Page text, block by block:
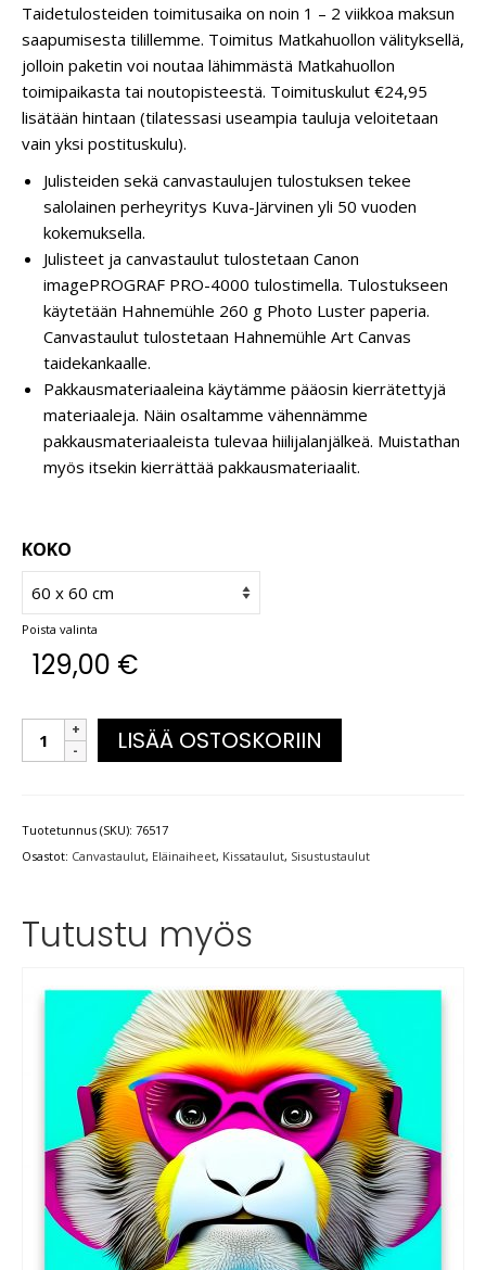
Taidetulosteiden toimitusaika on noin 1 – 2 viikkoa maksun
saapumisesta tilillemme. Toimitus Matkahuollon välityksellä,
jolloin paketin voi noutaa lähimmästä Matkahuollon
toimipaikasta tai noutopisteestä. Toimituskulut €24,95
lisätään hintaan (tilatessasi useampia tauluja veloitetaan
vain yksi postituskulu).
Julisteiden sekä canvastaulujen tulostuksen tekee
salolainen perheyritys Kuva-Järvinen yli 50 vuoden
kokemuksella.
Julisteet ja canvastaulut tulostetaan Canon
imagePROGRAF PRO-4000 tulostimella. Tulostukseen
käytetään Hahnemühle 260 g Photo Luster paperia.
Canvastaulut tulostetaan Hahnemühle Art Canvas
taidekankaalle.
Pakkausmateriaaleina käytämme pääosin kierrätettyjä
materiaaleja. Näin osaltamme vähennämme
pakkausmateriaaleista tulevaa hiilijalanjälkeä. Muistathan
myös itsekin kierrättää pakkausmateriaalit.
KOKO
Poista valinta
129,00 €
LISÄÄ OSTOSKORIIN
Tuotetunnus (SKU): 76517
Osastot: Canvastaulut, Eläinaiheet, Kissataulut, Sisustustaulut
Tutustu myös